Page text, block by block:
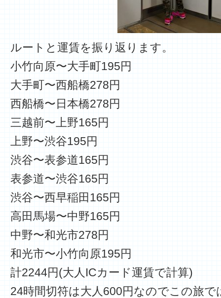
ルートと運賃を振り返ります。
小竹向原〜大手町195円
大手町〜西船橋278円
西船橋〜日本橋278円
三越前〜上野165円
上野〜渋谷195円
渋谷〜表参道165円
表参道〜渋谷165円
渋谷〜西早稲田165円
高田馬場〜中野165円
中野〜和光市278円
和光市〜小竹向原195円
計2244円(大人ICカード運賃で計算)
24時間切符は大人600円なのでこの旅